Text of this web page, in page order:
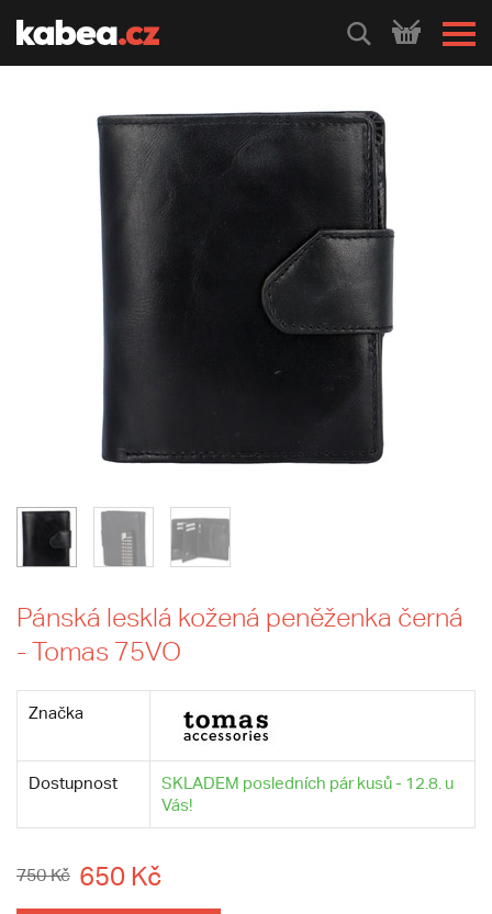
HLEDEJ
Pánská lesklá kožená peněženka černá
- Tomas 75VO
Značka
Dostupnost
SKLADEM posledních pár kusů - 12.8. u
Vás!
750 Kč 650 Kč